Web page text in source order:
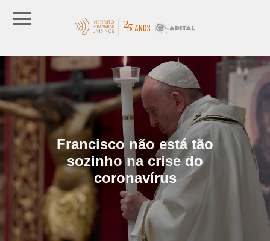
Francisco não está tão
sozinho na crise do
coronavírus